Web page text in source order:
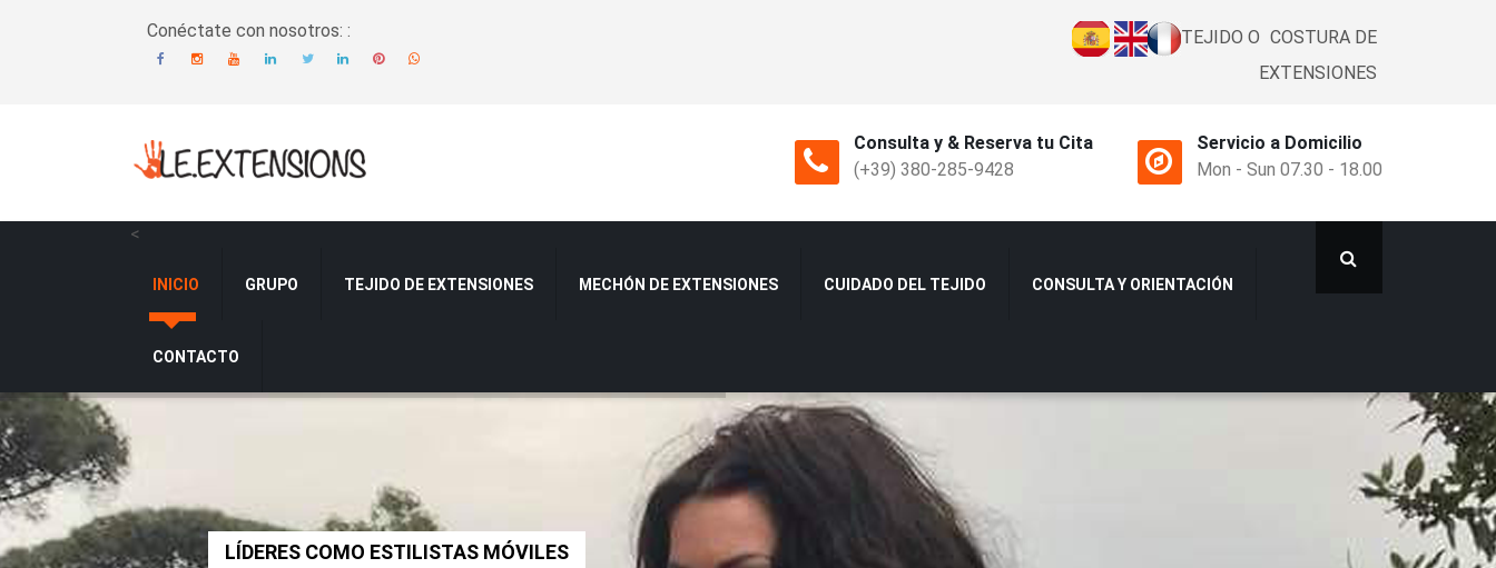
Conéctate con nosotros: : TEJIDO O COSTURA DE
EXTENSIONES
Consulta y & Reserva tu Cita
(+39) 380-285-9428
Servicio a Domicilio
Mon - Sun 07.30 - 18.00
<
INICIO GRUPO TEJIDO DE EXTENSIONES MECHÓN DE EXTENSIONES CUIDADO DEL TEJIDO CONSULTA Y ORIENTACIÓN
CONTACTO
LÍDERES COMO ESTILISTAS MÓVILES